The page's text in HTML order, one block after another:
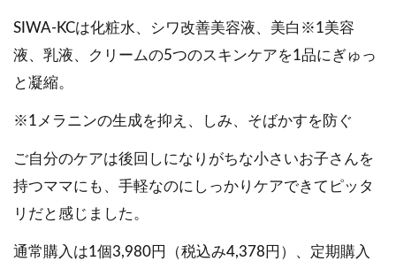
SIWA-KCは化粧水、シワ改善美容液、美白※1美容
液、乳液、クリームの5つのスキンケアを1品にぎゅっ
と凝縮。
※1メラニンの生成を抑え、しみ、そばかすを防ぐ
ご自分のケアは後回しになりがちな小さいお子さんを
持つママにも、手軽なのにしっかりケアできてピッタ
リだと感じました。
通常購入は1個3,980円（税込み4,378円）、定期購入